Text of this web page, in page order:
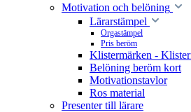
Motivation och belöning
Lärarstämpel
Orgastämpel
Pris beröm
Klistermärken -
Belöning beröm kort
Motivationstavlor
Ros material
Presenter till lärare